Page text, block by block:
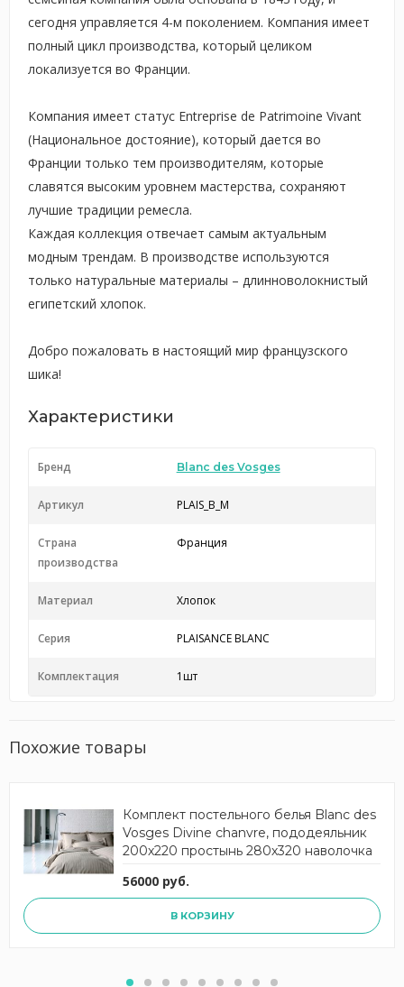
сегодня управляется 4-м поколением. Компания имеет
полный цикл производства, который целиком
локализуется во Франции.
Компания имеет статус Entreprise de Patrimoine Vivant
(Национальное достояние), который дается во
Франции только тем производителям, которые
славятся высоким уровнем мастерства, сохраняют
лучшие традиции ремесла.
Каждая коллекция отвечает самым актуальным
модным трендам. В производстве используются
только натуральные материалы – длинноволокнистый
египетский хлопок.
Добро пожаловать в настоящий мир французского
шика!
Характеристики
Бренд Blanc des Vosges
Артикул PLAIS_B_M
Страна
производства
Франция
Материал Хлопок
Серия PLAISANCE BLANC
Комплектация 1шт
Похожие товары
Комплект постельного белья Blanc des
Vosges Divine chanvre, пододеяльник
200х220 простынь 280х320 наволочка
56000 руб.
В КОРЗИНУ